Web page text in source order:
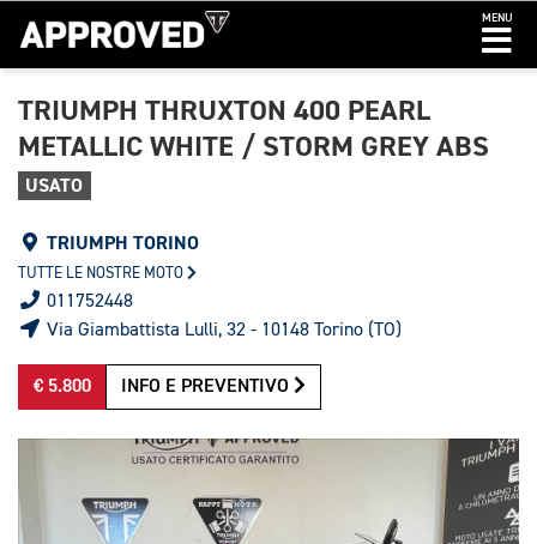
MENU
TRIUMPH THRUXTON 400 PEARL
METALLIC WHITE / STORM GREY ABS
USATO
TRIUMPH TORINO
TUTTE LE NOSTRE MOTO
011752448
Via Giambattista Lulli, 32 - 10148 Torino (TO)
€ 5.800 INFO E PREVENTIVO